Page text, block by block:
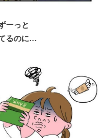
ーっと
るのに…